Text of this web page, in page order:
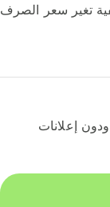
تغير سعر الصرف
إعلانات